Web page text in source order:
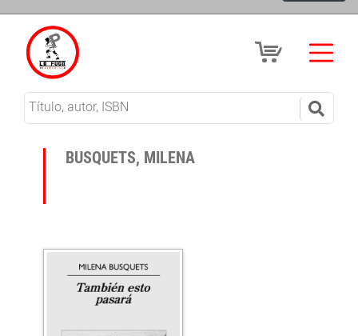
BUSQUETS, MILENA